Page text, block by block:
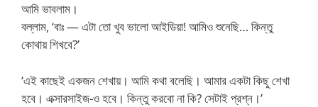
আমি ভাবলাম।
বল্লাম, ‘বাঃ — এটা তো খুব ভালো আইডিয়া! আমিও শুনেছি… কিন্তু
কোথায় শিখবে?’
‘এই কাছেই একজন শেখায়। আমি কথা বলেছি। আমার একটা কিছু শেখা
হবে। এক্সারসাইজ-ও হবে। কিন্তু করবো না কি? সেটাই প্রশ্ন।’